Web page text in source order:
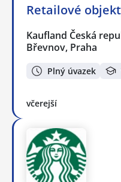
Retailové
Kaufland Česká
Břevnov, Praha
Plný úvazek
včerejší